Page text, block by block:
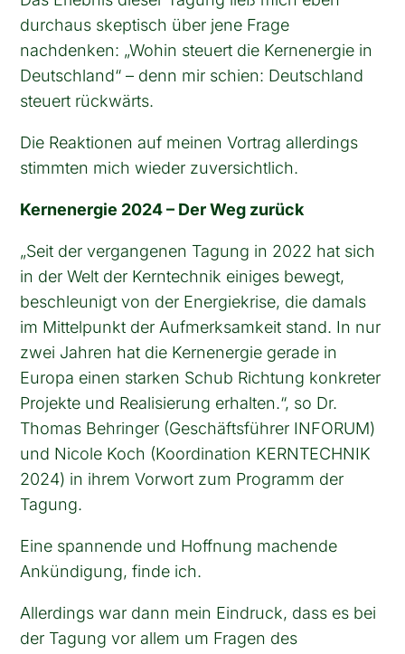
durchaus skeptisch über jene Frage
nachdenken: „Wohin steuert die Kernenergie in
Deutschland“ – denn mir schien: Deutschland
steuert rückwärts.
Die Reaktionen auf meinen Vortrag allerdings
stimmten mich wieder zuversichtlich.
Kernenergie 2024 – Der Weg zurück
„Seit der vergangenen Tagung in 2022 hat sich
in der Welt der Kerntechnik einiges bewegt,
beschleunigt von der Energiekrise, die damals
im Mittelpunkt der Aufmerksamkeit stand. In nur
zwei Jahren hat die Kernenergie gerade in
Europa einen starken Schub Richtung konkreter
Projekte und Realisierung erhalten.“, so Dr.
Thomas Behringer (Geschäftsführer INFORUM)
und Nicole Koch (Koordination KERNTECHNIK
2024) in ihrem Vorwort zum Programm der
Tagung.
Eine spannende und Hoffnung machende
Ankündigung, finde ich.
Allerdings war dann mein Eindruck, dass es bei
der Tagung vor allem um Fragen des